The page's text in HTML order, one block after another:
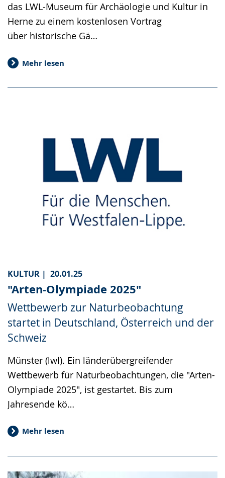
das LWL-Museum für Archäologie und Kultur in
Herne zu einem kostenlosen Vortrag
über historische Gä…
Mehr lesen
KULTUR | 20.01.25
"Arten-Olympiade 2025"
Wettbewerb zur Naturbeobachtung
startet in Deutschland, Österreich und der
Schweiz
Münster (lwl). Ein länderübergreifender
Wettbewerb für Naturbeobachtungen, die "Arten-
Olympiade 2025", ist gestartet. Bis zum
Jahresende kö…
Mehr lesen